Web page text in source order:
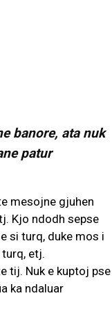
banore, ata nuk
patur
mesojne gjuhen
Kjo ndodh sepse
si turq, duke mos i
etj.
tij. Nuk e kuptoj pse
ka ndaluar